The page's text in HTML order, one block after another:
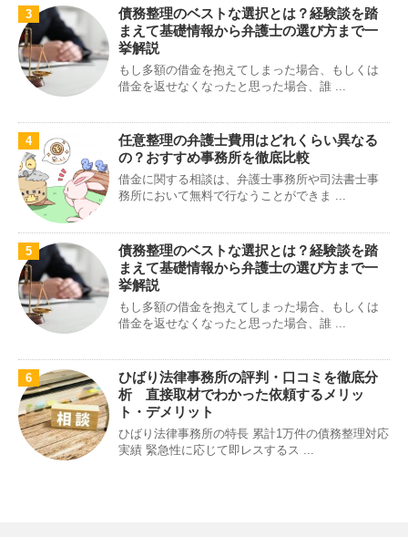
3
債務整理のベストな選択とは？経験談を踏
まえて基礎情報から弁護士の選び方まで一
挙解説
もし多額の借金を抱えてしまった場合、もしくは
借金を返せなくなったと思った場合、誰 ...
4
任意整理の弁護士費用はどれくらい異なる
の？おすすめ事務所を徹底比較
借金に関する相談は、弁護士事務所や司法書士事
務所において無料で行なうことができま ...
5
債務整理のベストな選択とは？経験談を踏
まえて基礎情報から弁護士の選び方まで一
挙解説
もし多額の借金を抱えてしまった場合、もしくは
借金を返せなくなったと思った場合、誰 ...
6
ひばり法律事務所の評判・口コミを徹底分
析 直接取材でわかった依頼するメリッ
ト・デメリット
ひばり法律事務所の特長 累計1万件の債務整理対応
実績 緊急性に応じて即レスするス ...